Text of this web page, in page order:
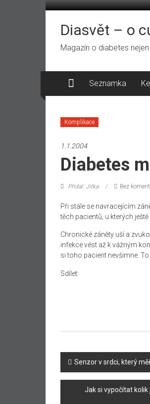
Přeskočit
obsahDiasvět – o
Magazín o diabetes
Seznamka
Komplikace
1.1.2004
Diabetes
Přidal: Jitka Bez
Při stále se navracejícím
těch pacientů, u kterých
Chronické záněty uší a
infekce vést až k vážným
si toho pacient nevšimne.
Sdílet:
Navigace
příspěvku
Senzor v srdci, který
Jak si vypočítat